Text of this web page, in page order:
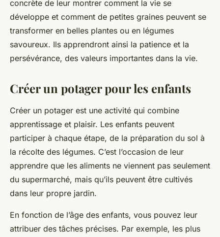
concrète de leur montrer comment la vie se
développe et comment de petites graines peuvent se
transformer en belles plantes ou en légumes
savoureux. Ils apprendront ainsi la patience et la
persévérance, des valeurs importantes dans la vie.
Créer un potager pour les enfants
Créer un potager est une activité qui combine
apprentissage et plaisir. Les enfants peuvent
participer à chaque étape, de la préparation du sol à
la récolte des légumes. C’est l’occasion de leur
apprendre que les aliments ne viennent pas seulement
du supermarché, mais qu’ils peuvent être cultivés
dans leur propre jardin.
En fonction de l’âge des enfants, vous pouvez leur
attribuer des tâches précises. Par exemple, les plus